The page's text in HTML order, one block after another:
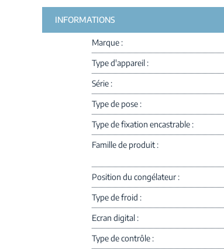
INFORMATIONS
Marque
Type d'appareil
Série
Type de pose
Type de fixation encastrable
Famille de produit
Position du congélateur
Type de froid
Ecran digital
Type de contrôle